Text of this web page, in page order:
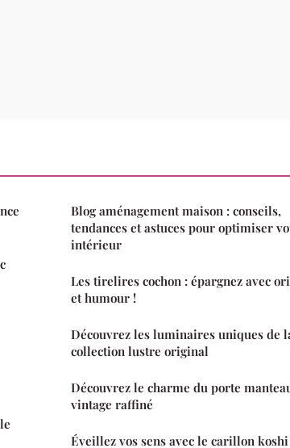
Blog aménagement maison : conseils,
tendances et astuces pour optimiser
intérieur
Les tirelires cochon : épargnez avec
et humour !
Découvrez les luminaires uniques de
collection lustre original
Découvrez le charme du porte
vintage raffiné
Éveillez vos sens avec le carillon koshi